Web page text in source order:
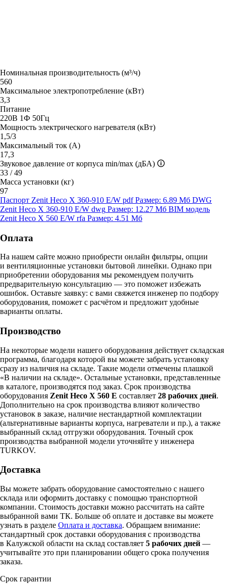
Номинальная производительность (м³/ч)
560
Максимальное электропотребление (кВт)
3,3
Питание
220В 1Ф 50Гц
Мощность электрического нагревателя (кВт)
1,5/3
Максимальный ток (А)
17,3
Звуковое давление от корпуса min/max (дБА) 🛈
33 / 49
Масса установки (кг)
97
Паспорт Zenit Heco X 360-910 E/W pdf Размер: 6.89 Мб DWG
Zenit Heco X 360-910 E/W dwg Размер: 12.27 Мб BIM модель
Zenit Heco X 560 E/W rfa Размер: 4.51 Мб
Оплата
На нашем сайте можно приобрести онлайн фильтры, опции
и вентиляционные установки бытовой линейки. Однако при
приобретении оборудования мы рекомендуем получить
предварительную консультацию — это поможет избежать
ошибок. Оставьте заявку: с вами свяжется инженер по подбору
оборудования, поможет с расчётом и предложит удобные
варианты оплаты.
Производство
На некоторые модели нашего оборудования действует складская
программа, благодаря которой вы можете забрать установку
сразу из наличия на складе. Такие модели отмечены плашкой
«В наличии на складе». Остальные установки, представленные
в каталоге, производятся под заказ. Срок производства
оборудования Zenit Heco X 560 E составляет 28 рабочих дней.
Дополнительно на срок производства влияют количество
установок в заказе, наличие нестандартной комплектации
(альтернативные варианты корпуса, нагреватели и пр.), а также
выбранный склад отгрузки оборудования. Точный срок
производства выбранной модели уточняйте у инженера
TURKOV.
Доставка
Вы можете забрать оборудование самостоятельно с нашего
склада или оформить доставку с помощью транспортной
компании. Стоимость доставки можно рассчитать на сайте
выбранной вами ТК. Больше об оплате и доставке вы можете
узнать в разделе Оплата и доставка. Обращаем внимание:
стандартный срок доставки оборудования с производства
в Калужской области на склад составляет 5 рабочих дней —
учитывайте это при планировании общего срока получения
заказа.
Срок гарантии